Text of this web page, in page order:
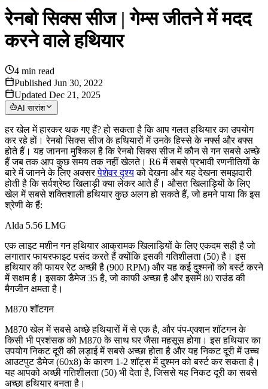
रेनबो सिक्स सीज | गेम्स जीतने में मदद
करने वाले हथियार
4 min read
Published Jun 30, 2022
Updated Dec 21, 2025
AI सारांश
हर खेल में हारकर थक गए हैं? हो सकता है कि आप गलत हथियार का उपयोग
कर रहे हों। रेनबो सिक्स सीज के हथियारों में उनके हिस्से के नर्फ्स और बफ्स
होते हैं। यह जानना मुश्किल है कि रेनबो सिक्स सीज में कौन से गन सबसे अच्छे
हैं जब तक आप कुछ समय तक नहीं खेलते। R6 में सबसे प्रभावी रणनीतियों के
बारे में जानने के लिए अक्सरपेशेवर दृश्यको देखना और यह देखना समझदारी
होती है कि सर्वश्रेष्ठ खिलाड़ी क्या लेकर आते हैं। औसत खिलाड़ियों के लिए
खेल में सबसे शक्तिशाली हथियार कुछ अलग हो सकते हैं, जो हमने पाया कि इस
श्रेणी के हैं:
Alda 5.56 LMG
एक लाइट मशीन गन हथियार आक्रामक खिलाड़ियों के लिए एकदम सही है जो
लगातार फायरफाइट पसंद करते हैं क्योंकि इसकी गतिशीलता (50) है। इस
हथियार की फायर रेट अच्छी है (900 RPM) और यह कई दुश्मनों को बर्स्ट करने
में सक्षम है। इसका डैमेज 35 है, जो काफी अच्छा है और इसमें 80 राउंड की
मैगजीन क्षमता है।
M870 शॉटगन
M870 खेल में सबसे अच्छे हथियारों में से एक है, और पंप-एक्शन शॉटगन के
किसी भी प्रशंसक को M870 के साथ घर जैसा महसूस होगा। इस हथियार का
उपयोग निकट दूरी की लड़ाई में सबसे अच्छा होता है और यह निकट दूरी में उच्च
आउटपुट डैमेज (60x8) के कारण 1-2 शॉट्स में दुश्मन को बर्स्ट कर सकता है।
यह आपको अच्छी गतिशीलता (50) भी देता है, जिससे यह निकट दूरी का सबसे
अच्छा हथियार बनता है।